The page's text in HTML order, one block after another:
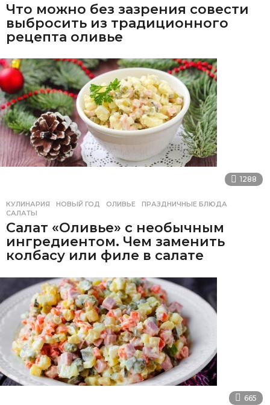
Что можно без зазрения совести
выбросить из традиционного
рецепта оливье
1288
КУЛИНАРИЯ НОВЫЙ ГОД ,ОЛИВЬЕ ,ПРАЗДНИЧНЫЕ БЛЮДА
САЛАТЫ
Салат «Оливье» с необычным
ингредиентом. Чем заменить
колбасу или филе в салате
665